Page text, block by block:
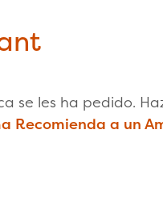
se les ha pedido.
Recomienda a un